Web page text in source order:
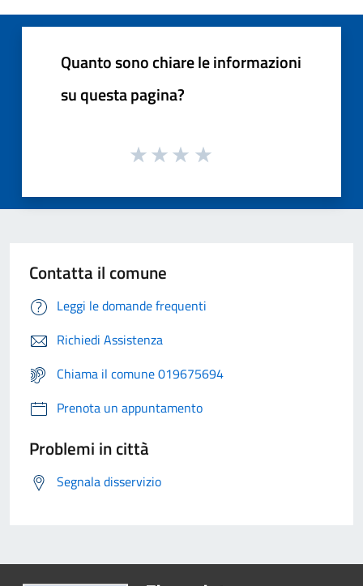
Quanto sono chiare le informazioni
su questa pagina?
Contatta il comune
Leggi le domande frequenti
Richiedi Assistenza
Chiama il comune 019675694
Prenota un appuntamento
Problemi in città
Segnala disservizio